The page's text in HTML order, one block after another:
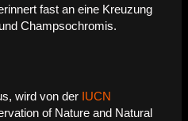
fast an eine Kreuzung
Champsochromis.
wird von der IUCN
of Nature and Natural